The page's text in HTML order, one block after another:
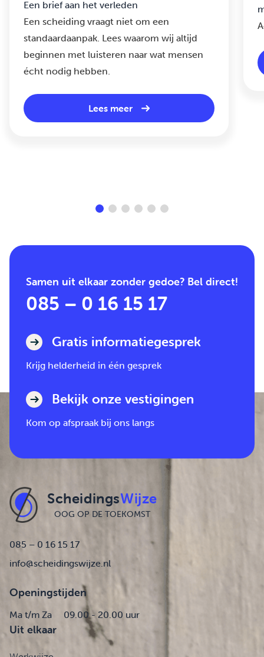
Een brief aan het verleden
Een scheiding vraagt niet om een
standaardaanpak. Lees waarom wij altijd
beginnen met luisteren naar wat mensen
écht nodig hebben.
Lees meer
Samen uit elkaar zonder gedoe? Bel direct!
085 – 0 16 15 17
Gratis informatiegesprek
Krijg helderheid in één gesprek
Bekijk onze vestigingen
Kom op afspraak bij ons langs
ScheidingsWijze
OOG OP DE TOEKOMST
085 – 0 16 15 17
info@scheidingswijze.nl
Openingstijden
Ma t/m Za 09.00 - 20.00 uur
Uit elkaar